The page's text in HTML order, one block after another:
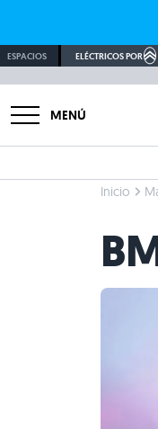
ESPACIOS ELÉCTRICOS POR
MENÚ
Inicio